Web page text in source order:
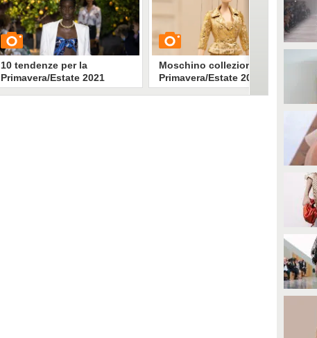
GUARDA
31229• diStile e trend
10 tendenze per la
Primavera/Estate 2021
1724 • diStile e trend
Moschino collezione
Primavera/Estate 2021